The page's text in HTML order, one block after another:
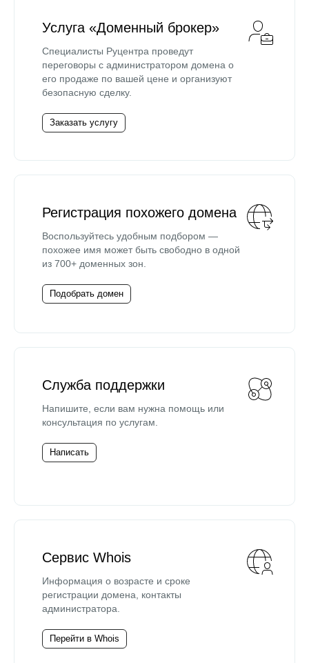
Услуга «Доменный брокер»
Специалисты Руцентра проведут
переговоры с администратором домена о
его продаже по вашей цене и организуют
безопасную сделку.
Заказать услугу
Регистрация похожего домена
Воспользуйтесь удобным подбором —
похожее имя может быть свободно в одной
из 700+ доменных зон.
Подобрать домен
Служба поддержки
Напишите, если вам нужна помощь или
консультация по услугам.
Написать
Сервис Whois
Информация о возрасте и сроке
регистрации домена, контакты
администратора.
Перейти в Whois